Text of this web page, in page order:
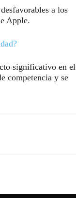
a los
Apple.
significativo en el
competencia y se